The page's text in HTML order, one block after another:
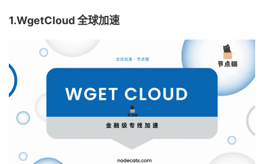
1.WgetCloud 全球加速